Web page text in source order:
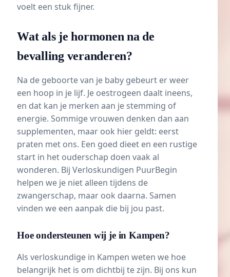
voelt een stuk fijner.
Wat als je hormonen na de
bevalling veranderen?
Na de geboorte van je baby gebeurt er weer
een hoop in je lijf. Je oestrogeen daalt ineens,
en dat kan je merken aan je stemming of
energie. Sommige vrouwen denken dan aan
supplementen, maar ook hier geldt: eerst
praten met ons. Een goed dieet en een rustige
start in het ouderschap doen vaak al
wonderen. Bij Verloskundigen PuurBegin
helpen we je niet alleen tijdens de
zwangerschap, maar ook daarna. Samen
vinden we een aanpak die bij jou past.
Hoe ondersteunen wij je in Kampen?
Als verloskundige in Kampen weten we hoe
belangrijk het is om dichtbij te zijn. Bij ons kun